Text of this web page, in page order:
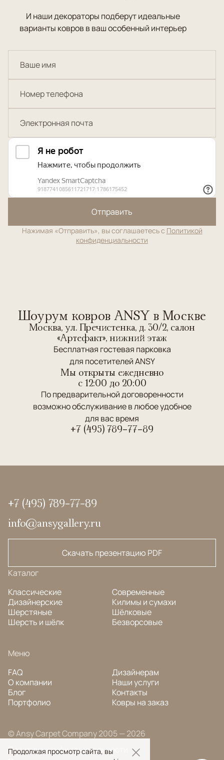
И наши декораторы подберут идеальные
варианты ковров в ваш особенный интерьер
Отправить
Нажимая «Отправить», вы соглашаетесь с Политикой
конфиденциальности
Шоурум ковров ANSY в Москве
Москва, ул. Пречистенка, д. 30/2, салон
«Артефакт», нижний этаж
Бесплатная гостевая парковка
для посетителей ANSY
Мы открыты ежедневно
c 12:00 до 20:00
По предварительной договоренности
возможно обслуживание в любое удобное
для вас время
+7 (495) 789-77-89
+7 (495) 789-77-89
info@ansygallery.ru
Скачать презентацию PDF
Каталог
Классические
Дизайнерские
Шерстяные
Шерсть и шёлк
Современные
Килимы и сумахи
Шёлковые
Безворсовые
Меню
FAQ
О компании
Блог
Портфолио
Дизайнерам
Наши услуги
Контакты
Ковры на заказ
© Ansy Carpet Company 2005 — 2026
Политика конфиденциальности
Продолжая просмотр сайта, вы